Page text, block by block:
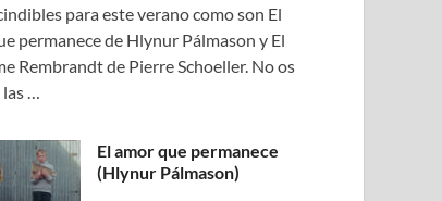
para este verano como son El
permanece de Hlynur Pálmason y El
Rembrandt de Pierre Schoeller. No os
las …
El amor que permanece
(Hlynur Pálmason)